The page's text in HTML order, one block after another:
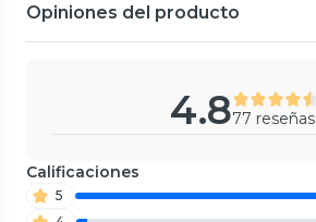
Opiniones del producto
4.877 reseñas
Calificaciones
5